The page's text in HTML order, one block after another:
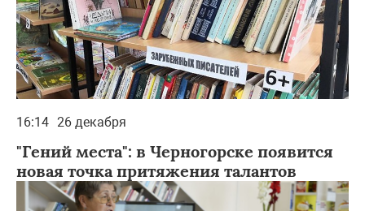
16:14 26 декабря
"Гений места": в Черногорске появится
новая точка притяжения талантов